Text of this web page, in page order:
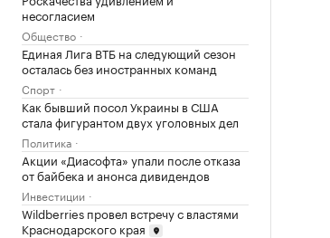
несогласием
Общество
Единая Лига ВТБ на следующий сезон
осталась без иностранных команд
Спорт
Как бывший посол Украины в США
стала фигурантом двух уголовных дел
Политика
Акции «Диасофта» упали после отказа
от байбека и анонса дивидендов
Инвестиции
Wildberries провел встречу с властями
Краснодарского края